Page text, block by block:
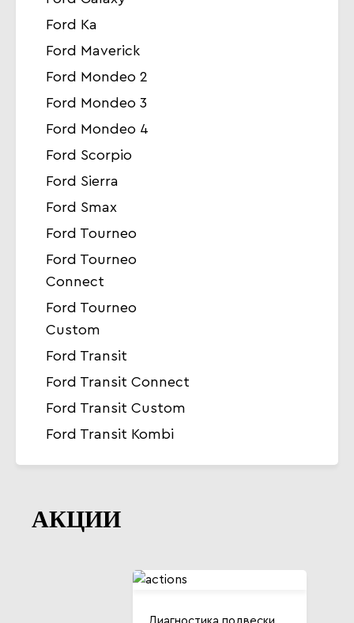
Ford Ka
Ford Maverick
Ford Mondeo 2
Ford Mondeo 3
Ford Mondeo 4
Ford Scorpio
Ford Sierra
Ford Smax
Ford Tourneo
Ford Tourneo
Connect
Ford Tourneo
Custom
Ford Transit
Ford Transit Connect
Ford Transit Custom
Ford Transit Kombi
АКЦИИ